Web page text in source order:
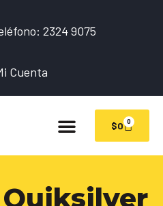
2324 9075
Cuenta
$0 0